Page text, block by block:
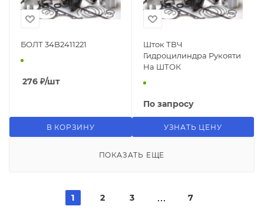
БОЛТ 34B2411221
276 ₽/шт
В КОРЗИНУ
Шток ТВЧ
Гидроцилиндра Рукояти
На ШТОК
По запросу
УЗНАТЬ ЦЕНУ
ПОКАЗАТЬ ЕЩЕ
1 2 3 7